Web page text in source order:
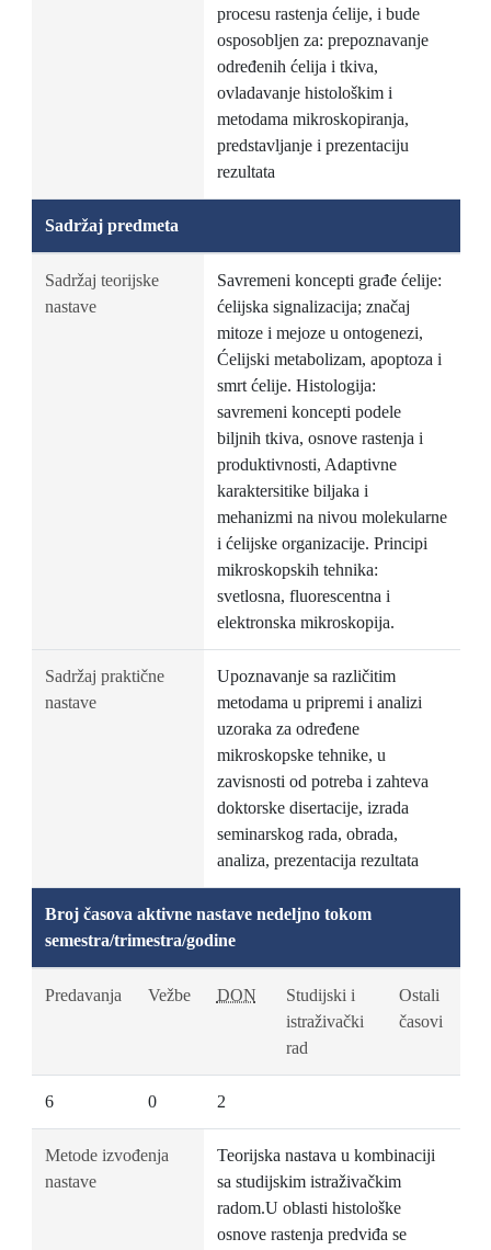
procesu rastenja ćelije, i bude
osposobljen za: prepoznavanje
određenih ćelija i tkiva,
ovladavanje histološkim i
metodama mikroskopiranja,
predstavljanje i prezentaciju
rezultata
Sadržaj predmeta
Sadržaj teorijske
nastave
Savremeni koncepti građe ćelije:
ćelijska signalizacija; značaj
mitoze i mejoze u ontogenezi,
Ćelijski metabolizam, apoptoza i
smrt ćelije. Histologija:
savremeni koncepti podele
biljnih tkiva, osnove rastenja i
produktivnosti, Adaptivne
karaktersitike biljaka i
mehanizmi na nivou molekularne
i ćelijske organizacije. Principi
mikroskopskih tehnika:
svetlosna, fluorescentna i
elektronska mikroskopija.
Sadržaj praktične
nastave
Upoznavanje sa različitim
metodama u pripremi i analizi
uzoraka za određene
mikroskopske tehnike, u
zavisnosti od potreba i zahteva
doktorske disertacije, izrada
seminarskog rada, obrada,
analiza, prezentacija rezultata
Broj časova aktivne nastave nedeljno tokom
semestra/trimestra/godine
Predavanja Vežbe DON
Studijski i
istraživački
rad
Ostali
časovi
6 0 2
Metode izvođenja
nastave
Teorijska nastava u kombinaciji
sa studijskim istraživačkim
radom.U oblasti histološke
osnove rastenja predviđa se